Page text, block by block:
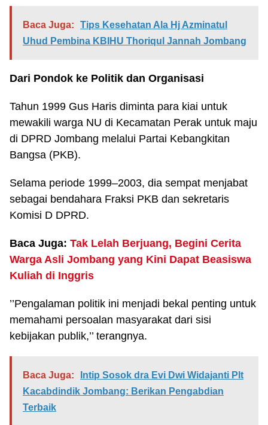
Baca Juga:
Tips Kesehatan Ala Hj Azminatul
Uhud Pembina KBIHU Thoriqul Jannah Jombang
Dari Pondok ke Politik dan Organisasi
Tahun 1999 Gus Haris diminta para kiai untuk
mewakili warga NU di Kecamatan Perak untuk maju
di DPRD Jombang melalui Partai Kebangkitan
Bangsa (PKB).
Selama periode 1999–2003, dia sempat menjabat
sebagai bendahara Fraksi PKB dan sekretaris
Komisi D DPRD.
Baca Juga: Tak Lelah Berjuang, Begini Cerita
Warga Asli Jombang yang Kini Dapat Beasiswa
Kuliah di Inggris
’’Pengalaman politik ini menjadi bekal penting untuk
memahami persoalan masyarakat dari sisi
kebijakan publik,’’ terangnya.
Baca Juga:
Intip Sosok dra Evi Dwi Widajanti Plt
Kacabdindik Jombang: Berikan Pengabdian
Terbaik